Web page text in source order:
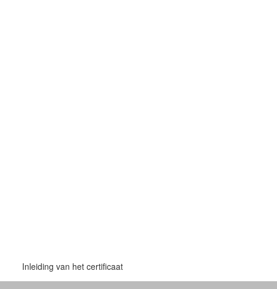
Inleiding van het certificaat